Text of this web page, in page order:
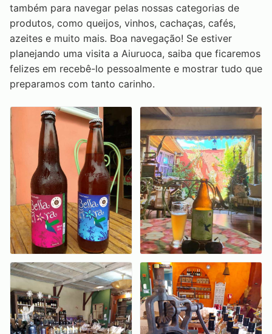
também para navegar pelas nossas categorias de
produtos, como queijos, vinhos, cachaças, cafés,
azeites e muito mais. Boa navegação! Se estiver
planejando uma visita a Aiuruoca, saiba que ficaremos
felizes em recebê-lo pessoalmente e mostrar tudo que
preparamos com tanto carinho.